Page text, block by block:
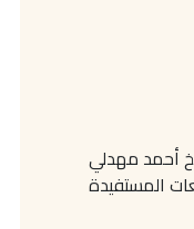
أحمد مهدلي
المجمعات المستفيدة